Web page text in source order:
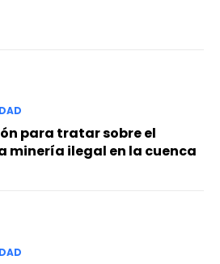
Planes
para tratar sobre el
minería ilegal en la cuenca